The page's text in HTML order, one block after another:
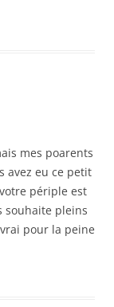
mes poarents
avez eu ce petit
périple est
souhaite pleins
pour la peine